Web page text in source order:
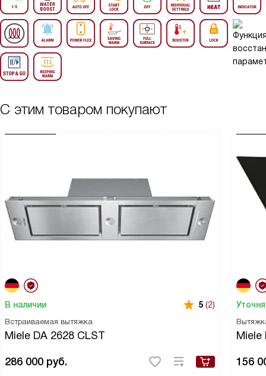
С этим товаром покупают
В наличии 5 (2)
Встраиваемая вытяжка
Miele DA 2628 CLST
286 000 руб.
Miele
156